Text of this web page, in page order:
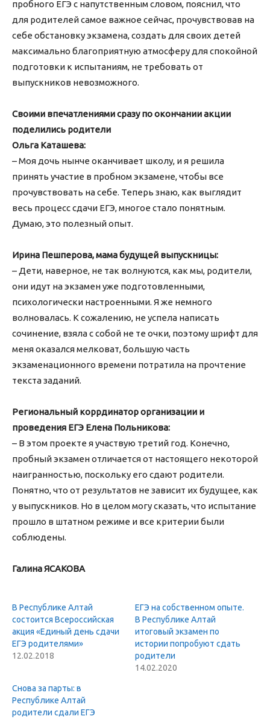
пробного ЕГЭ с напутственным словом, пояснил, что
для родителей самое важное сейчас, прочувствовав на
себе обстановку экзамена, создать для своих детей
максимально благоприятную атмосферу для спокойной
подготовки к испытаниям, не требовать от
выпускников невозможного.
Своими впечатлениями сразу по окончании акции
поделились родители
Ольга Каташева:
– Моя дочь нынче оканчивает школу, и я решила
принять участие в пробном экзамене, чтобы все
прочувствовать на себе. Теперь знаю, как выглядит
весь процесс сдачи ЕГЭ, многое стало понятным.
Думаю, это полезный опыт.
Ирина Пешперова, мама будущей выпускницы:
– Дети, наверное, не так волнуются, как мы, родители,
они идут на экзамен уже подготовленными,
психологически настроенными. Я же немного
волновалась. К сожалению, не успела написать
сочинение, взяла с собой не те очки, поэтому шрифт для
меня оказался мелковат, большую часть
экзаменационного времени потратила на прочтение
текста заданий.
Региональный коррдинатор организации и
проведения ЕГЭ Елена Польникова:
– В этом проекте я участвую третий год. Конечно,
пробный экзамен отличается от настоящего некоторой
наигранностью, поскольку его сдают родители.
Понятно, что от результатов не зависит их будущее, как
у выпускников. Но в целом могу сказать, что испытание
прошло в штатном режиме и все критерии были
соблюдены.
Галина ЯСАКОВА
В Республике Алтай
состоится Всероссийская
акция «Единый день сдачи
ЕГЭ родителями»
12.02.2018
ЕГЭ на собственном опыте.
В Республике Алтай
итоговый экзамен по
истории попробуют сдать
родители
14.02.2020
Снова за парты: в
Республике Алтай
родители сдали ЕГЭ